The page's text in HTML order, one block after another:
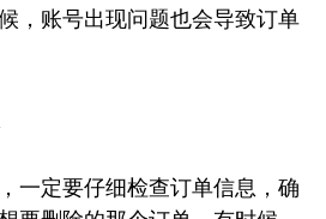
，账号出现问题也会导致订单
一定要仔细检查订单信息，确